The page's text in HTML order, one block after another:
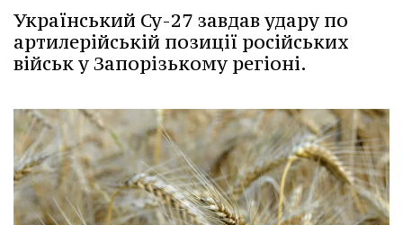
Український Су-27 завдав удару по
артилерійській позиції російських
військ у Запорізькому регіоні.